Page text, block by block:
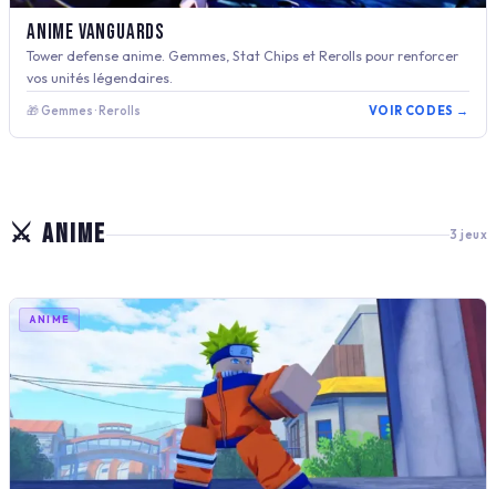
Anime Vanguards
Tower defense anime. Gemmes, Stat Chips et Rerolls pour renforcer
vos unités légendaires.
🎁 Gemmes · Rerolls VOIR CODES →
⚔️ ANIME 3 jeux
ANIME